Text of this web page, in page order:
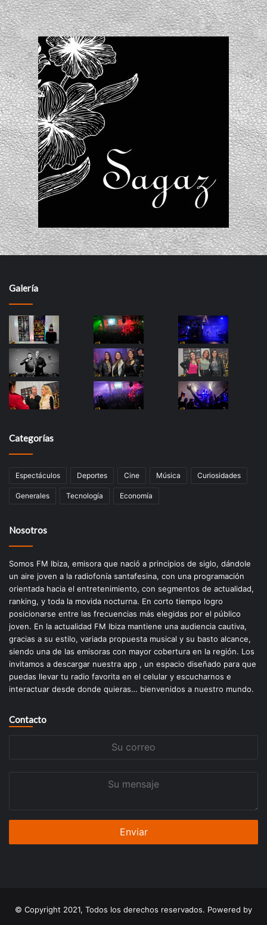
Galería
Categorías
Espectáculos Deportes Cine Música Curiosidades
Generales Tecnología Economía
Nosotros
Somos FM Ibiza, emisora que nació a principios de siglo, dándole
un aire joven a la radiofonía santafesina, con una programación
orientada hacia el entretenimiento, con segmentos de actualidad,
ranking, y toda la movida nocturna. En corto tiempo logro
posicionarse entre las frecuencias más elegidas por el público
joven. En la actualidad FM Ibiza mantiene una audiencia cautiva,
gracias a su estilo, variada propuesta musical y su basto alcance,
siendo una de las emisoras con mayor cobertura en la región. Los
invitamos a descargar nuestra app , un espacio diseñado para que
puedas llevar tu radio favorita en el celular y escucharnos e
interactuar desde donde quieras… bienvenidos a nuestro mundo.
Contacto
© Copyright 2021, Todos los derechos reservados. Powered by